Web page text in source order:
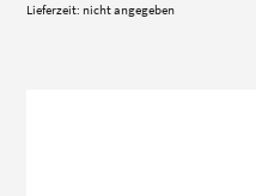
Lieferzeit: nicht angegeben